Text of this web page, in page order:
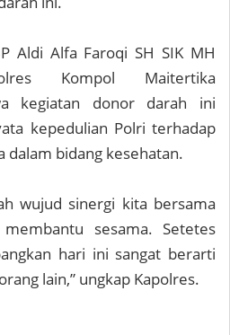
Aldi Alfa Faroqi SH SIK MH
Kompol Maitertika
kegiatan donor darah ini
kepedulian Polri terhadap
dalam bidang kesehatan.
wujud sinergi kita bersama
sesama. Setetes
hari ini sangat berarti
lain,” ungkap Kapolres.